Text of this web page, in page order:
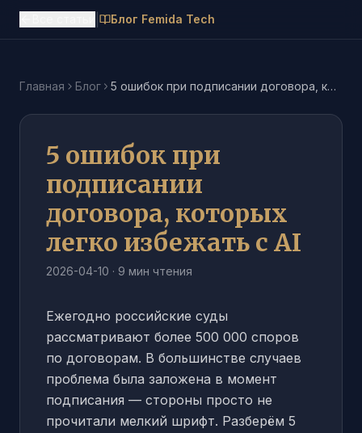
Блог Femida Tech
Главная Блог 5 ошибок при подписании договора, которых легко избежать с AI
5 ошибок при
подписании
договора, которых
легко избежать с AI
2026-04-10 · 9 мин чтения
Ежегодно российские суды
рассматривают более 500 000 споров
по договорам. В большинстве случаев
проблема была заложена в момент
подписания — стороны просто не
прочитали мелкий шрифт. Разберём 5